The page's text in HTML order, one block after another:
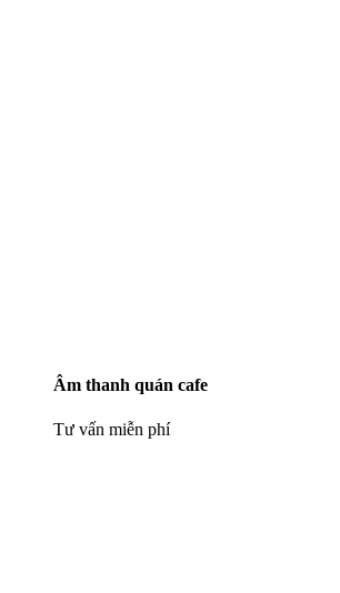
Âm thanh quán cafe
Tư vấn miễn phí